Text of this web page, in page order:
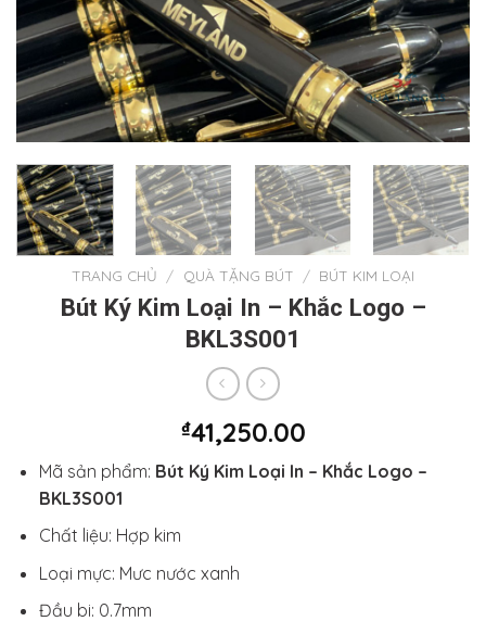
TRANG CHỦ / QUÀ TẶNG BÚT / BÚT KIM LOẠI
Bút Ký Kim Loại In – Khắc Logo –
BKL3S001
₫41,250.00
Mã sản phẩm: Bút Ký Kim Loại In – Khắc Logo –
BKL3S001
Chất liệu: Hợp kim
Loại mực: Mưc nước xanh
Đầu bi: 0.7mm